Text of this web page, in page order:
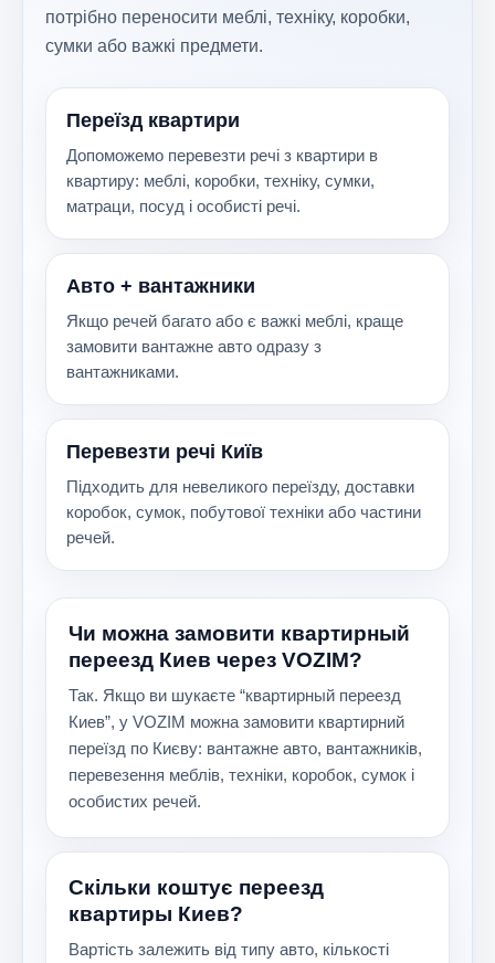
потрібно переносити меблі, техніку, коробки,
сумки або важкі предмети.
Переїзд квартири
Допоможемо перевезти речі з квартири в
квартиру: меблі, коробки, техніку, сумки,
матраци, посуд і особисті речі.
Авто + вантажники
Якщо речей багато або є важкі меблі, краще
замовити вантажне авто одразу з
вантажниками.
Перевезти речі Київ
Підходить для невеликого переїзду, доставки
коробок, сумок, побутової техніки або частини
речей.
Чи можна замовити квартирный
переезд Киев через VOZIM?
Так. Якщо ви шукаєте “квартирный переезд
Киев”, у VOZIM можна замовити квартирний
переїзд по Києву: вантажне авто, вантажників,
перевезення меблів, техніки, коробок, сумок і
особистих речей.
Скільки коштує переезд
квартиры Киев?
Вартість залежить від типу авто, кількості